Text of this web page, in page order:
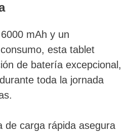
mAh y un
esta tablet
de batería excepcional,
toda la jornada
de carga rápida asegura